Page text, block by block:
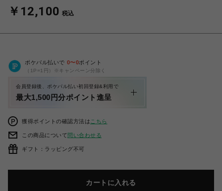
￥12,100 税込
ポケパル払いで 0〜0ポイント
（1P=1円）※キャンペーン分除く
会員登録後、ポケパル払い初回登録&利用で
最大1,500円分ポイント進呈
獲得ポイントの確認方法は こちら
この商品について問い合わせる
ギフト：ラッピング不可
カートに入れる